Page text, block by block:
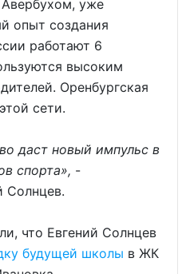
Авербухом, уже
опыт создания
работают 6
высоким
Оренбургская
сети.
даст новый импульс в
спорта», -
Солнцев.
что Евгений Солнцев
будущей школы в ЖК